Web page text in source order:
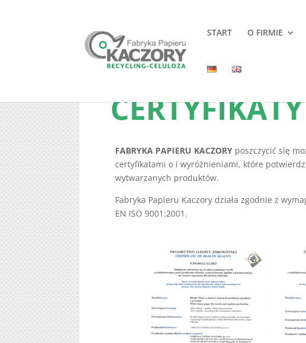
START O FIRMIE
CERTYFIKATY
FABRYKA PAPIERU KACZORY poszczycić się
certyfikatami o i wyróżnieniami, które
wytwarzanych produktów.
Fabryka Papieru Kaczory działa zgodnie z
EN ISO 9001:2001.